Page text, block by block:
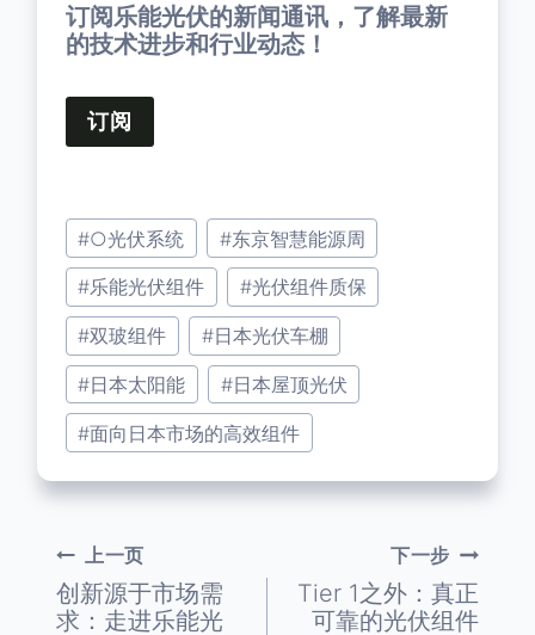
订阅乐能光伏的新闻通讯，了解最新
的技术进步和行业动态！
订阅
文
章
标
签：
#○光伏系统 #东京智慧能源周
#乐能光伏组件 #光伏组件质保
#双玻组件 #日本光伏车棚
#日本太阳能 #日本屋顶光伏
#面向日本市场的高效组件
文上一页
创新源于市场需
求：走进乐能光
下一步
Tier 1之外：真正
可靠的光伏组件